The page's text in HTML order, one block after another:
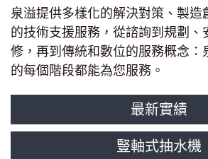
泉溢提供多樣化的解決對策、製造
的技術支援服務，從諮詢到規劃、
修，再到傳統和數位的服務概念：
的每個階段都能為您服務。
最新實績
豎軸式抽水機